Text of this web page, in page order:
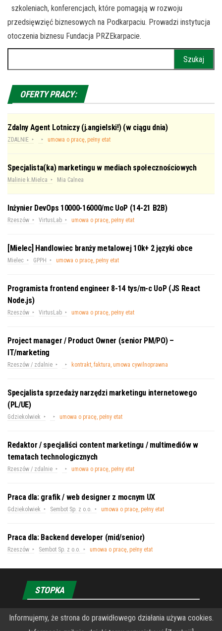
szkoleniach, konferencjach, które pomagają w rozwoju
przedsięwzięć biznesowych na Podkarpaciu. Prowadzi instytucja
otoczenia biznesu Fundacja PRZEkarpacie.
OFERTY PRACY:
Zdalny Agent Lotniczy (j.angielski!) (w ciągu dnia)
ZDALNIE umowa o pracę, pełny etat
Specjalista(ka) marketingu w mediach społecznościowych
Malinie k.Mielca Mia Calnea
Inżynier DevOps 10000-16000/mc UoP (14-21 B2B)
Rzeszów VirtusLab umowa o pracę, pełny etat
[Mielec] Handlowiec branży metalowej 10k+ 2 języki obce
Mielec GPPH umowa o pracę, pełny etat
Programista frontend engineer 8-14 tys/m-c UoP (JS React
Node.js)
Rzeszów VirtusLab umowa o pracę, pełny etat
Project manager / Product Owner (senior PM/PO) –
IT/marketing
Rzeszów / zdalnie kontrakt, faktura, umowa cywilnoprawna
Specjalista sprzedaży narzędzi marketingu internetowego
(PL/UE)
Gdziekolwiek umowa o pracę, pełny etat
Redaktor / specjaliści content marketingu / multimediów w
tematach technologicznych
Rzeszów / zdalnie umowa o pracę, pełny etat
Praca dla: grafik / web designer z mocnym UX
Gdziekolwiek Sembot Sp. z o.o. umowa o pracę, pełny etat
Praca dla: Backend developer (mid/senior)
Rzeszów Sembot Sp. z o.o. umowa o pracę, pełny etat
STOPKA
O Fundacji PRZEkarpacie
Informujemy, że strona do prawidłowego działania używa cookies.